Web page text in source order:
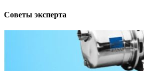
Советы эксперта